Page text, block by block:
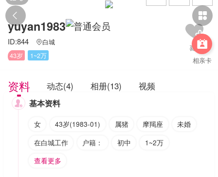
 

相亲卡
yuyan1983
ID:844 白城
43岁
1~2万
资料 动态(4) 相册(13) 视频
 基本资料
女 43岁(1983-01) 属猪 摩羯座
未婚
在白城工作
户籍： 初中
1~2万
查看更多